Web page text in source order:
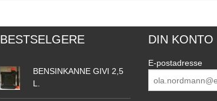
BESTSELGERE
BENSINKANNE GIVI 2,5
L.
DIN KONTO
E-postadresse